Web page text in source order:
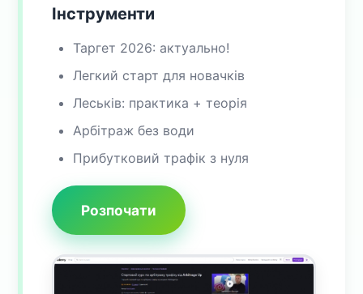
Інструменти
Таргет 2026: актуально!
Легкий старт для новачків
Леськів: практика + теорія
Арбітраж без води
Прибутковий трафік з нуля
Розпочати